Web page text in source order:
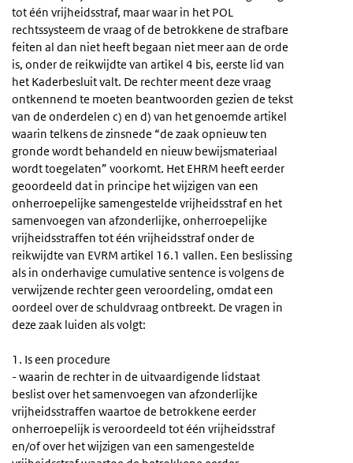
tot één vrijheidsstraf, maar waar in het POL
rechtssysteem de vraag of de betrokkene de strafbare
feiten al dan niet heeft begaan niet meer aan de orde
is, onder de reikwijdte van artikel 4 bis, eerste lid van
het Kaderbesluit valt. De rechter meent deze vraag
ontkennend te moeten beantwoorden gezien de tekst
van de onderdelen c) en d) van het genoemde artikel
waarin telkens de zinsnede “de zaak opnieuw ten
gronde wordt behandeld en nieuw bewijsmateriaal
wordt toegelaten” voorkomt. Het EHRM heeft eerder
geoordeeld dat in principe het wijzigen van een
onherroepelijke samengestelde vrijheidsstraf en het
samenvoegen van afzonderlijke, onherroepelijke
vrijheidsstraffen tot één vrijheidsstraf onder de
reikwijdte van EVRM artikel 16.1 vallen. Een beslissing
als in onderhavige cumulative sentence is volgens de
verwijzende rechter geen veroordeling, omdat een
oordeel over de schuldvraag ontbreekt. De vragen in
deze zaak luiden als volgt:
1. Is een procedure
- waarin de rechter in de uitvaardigende lidstaat
beslist over het samenvoegen van afzonderlijke
vrijheidsstraffen waartoe de betrokkene eerder
onherroepelijk is veroordeeld tot één vrijheidsstraf
en/of over het wijzigen van een samengestelde